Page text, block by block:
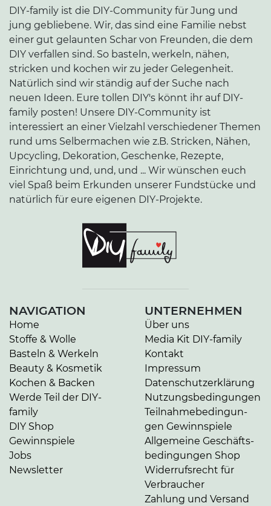
DIY-family ist die DIY-Community für Jung und
jung gebliebene. Wir, das sind eine Familie nebst
einer gut gelaunten Schar von Freunden, die dem
DIY verfallen sind. So basteln, werkeln, nähen,
stricken und kochen wir zu jeder Gelegenheit.
Natürlich sind wir ständig auf der Suche nach
neuen Ideen. Eure tollen DIY's könnt ihr auf DIY-
family posten! Unsere DIY-Community ist
interessiert an einer Vielzahl verschiedener Themen
rund ums Selbermachen wie z.B. Stricken, Nähen,
Upcycling, Dekoration, Geschenke, Rezepte,
Einrichtung und, und, und ... Wir wünschen euch
viel Spaß beim Erkunden unserer Fundstücke und
natürlich für eure eigenen DIY-Projekte.
NAVIGATION
Home
Stoffe & Wolle
Basteln & Werkeln
Beauty & Kosmetik
Kochen & Backen
Werde Teil der DIY-
family
DIY Shop
Gewinnspiele
Jobs
Newsletter
UNTERNEHMEN
Über uns
Media Kit DIY-family
Kontakt
Impressum
Da­ten­schutz­er­klä­rung
Nut­zungs­be­din­gun­gen
Teil­nah­me­be­din­gun­
gen Gewinnspiele
Allgemeine Ge­schäfts­
be­din­gun­gen Shop
Widerrufsrecht für
Verbraucher
Zahlung und Versand